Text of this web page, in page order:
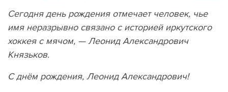
Сегодня день рождения отмечает человек, чье
имя неразрывно связано с историей иркутского
хоккея с мячом, — Леонид Александрович
Князьков.
С днём рождения, Леонид Александрович!